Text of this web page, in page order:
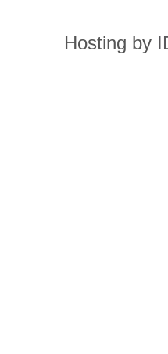
Hosting by